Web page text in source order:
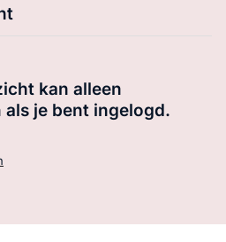
kan alleen
je bent ingelogd.